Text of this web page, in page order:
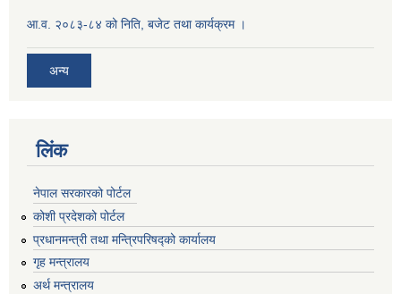
आ.व. २०८३-८४ को निति, बजेट तथा कार्यक्रम ।
अन्य
लिंक
नेपाल सरकारको पोर्टल
कोशी प्रदेशको पोर्टल
प्रधानमन्‍त्री तथा मन्‍त्रिपरिषद्को कार्यालय
गृह मन्‍त्रालय
अर्थ मन्त्रालय